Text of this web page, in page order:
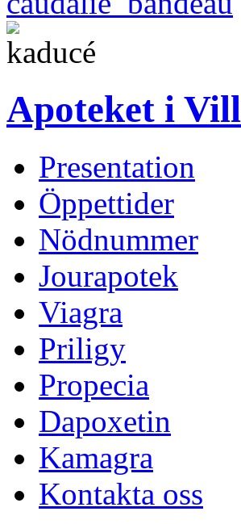
Apoteket i
Presentation
Öppettider
Nödnummer
Jourapotek
Viagra
Priligy
Propecia
Dapoxetin
Kamagra
Kontakta oss